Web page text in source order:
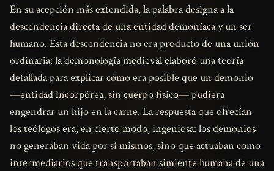
En su acepción más extendida, la palabra designa a la
descendencia directa de una entidad demoníaca y un ser
humano. Esta descendencia no era producto de una unión
ordinaria: la demonología medieval elaboró una teoría
detallada para explicar cómo era posible que un demonio
—entidad incorpórea, sin cuerpo físico— pudiera
engendrar un hijo en la carne. La respuesta que ofrecían
los teólogos era, en cierto modo, ingeniosa: los demonios
no generaban vida por sí mismos, sino que actuaban como
intermediarios que transportaban simiente humana de una